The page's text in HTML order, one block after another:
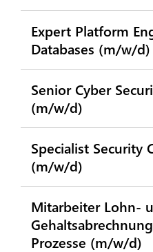
Expert Platform
Databases (m/w/d)
Senior Cyber
(m/w/d)
Specialist Security
(m/w/d)
Mitarbeiter Lohn-
Prozesse (m/w/d)